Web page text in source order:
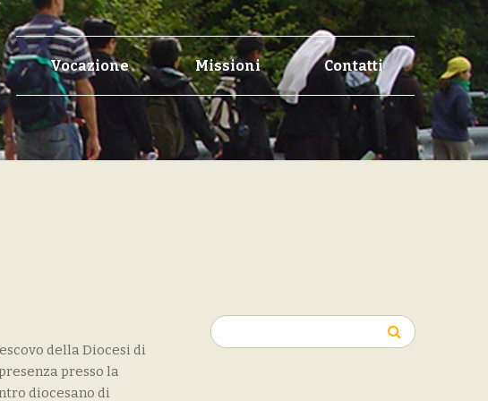
Vocazione Missioni Contatti
della Diocesi di
presso la
diocesano di
Ricerca
per: